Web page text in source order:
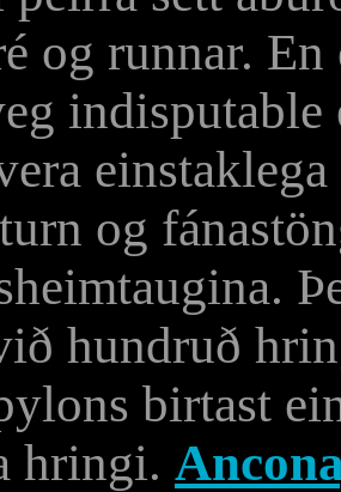
og runnar. En
indisputable
og
hundruð
birtast
hringi.